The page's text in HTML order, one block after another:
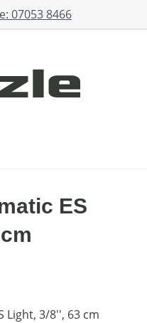
07053 8466
ES